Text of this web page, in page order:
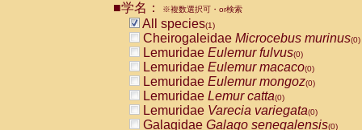
CebidaeCebus nigrivittatus
CebidaeCebus
CebidaeSaimiri boliviensis(0)
CebidaeSaimiri sciureus(0)
AtelidaeAlouatta caraya(0)
AtelidaeAlouatta fusca(0)
AtelidaeAlouatta seniculus
AtelidaeAlouattaspp.(0)
AtelidaeAteles belzebuth(0)
■学名： ※複数選択可・or検索
All species(1)
Cheirogaleidae Microcebus murinus(0)
Lemuridae Eulemur fulvus(0)
Lemuridae Eulemur macaco(0)
Lemuridae Eulemur mongoz(0)
Lemuridae Lemur catta(0)
Lemuridae Varecia variegata(0)
Galagidae Galago senegalensis(0)